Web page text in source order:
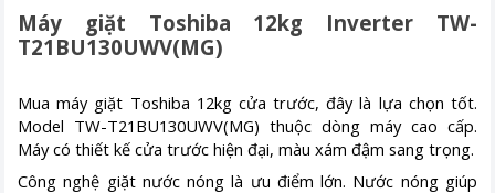
Máy giặt Toshiba 12kg Inverter TW-
T21BU130UWV(MG)
Mua máy giặt Toshiba 12kg cửa trước, đây là lựa chọn tốt.
Model TW-T21BU130UWV(MG) thuộc dòng máy cao cấp.
Máy có thiết kế cửa trước hiện đại, màu xám đậm sang trọng.
Công nghệ giặt nước nóng là ưu điểm lớn. Nước nóng giúp